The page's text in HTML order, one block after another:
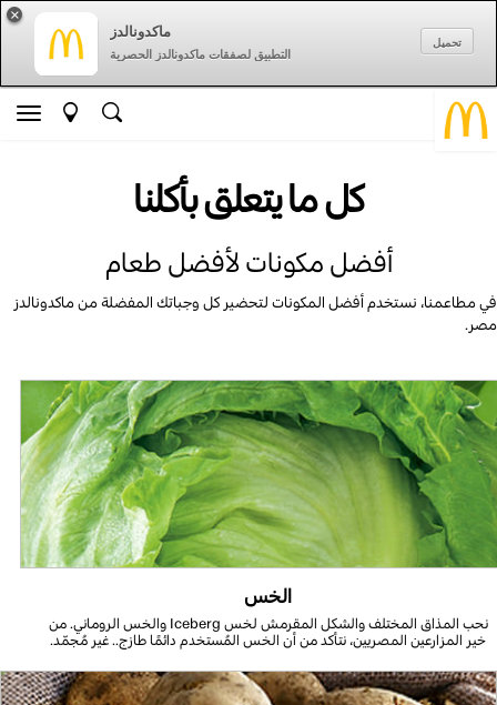
ماكدونالدز
التطبيق لصفقات ماكدونالدز الحصرية
تحميل
×
كل ما يتعلق بأكلنا
أفضل مكونات لأفضل طعام
في مطاعمنا، نستخدم أفضل المكونات لتحضير كل وجباتك المفضلة من ماكدونالدز
مصر.
الخس
نحب المذاق المختلف والشكل المقرمش لخس Iceberg والخس الروماني. من
خير المزارعين المصريين، نتأكد من أن الخس المُستخدم دائمًا طازج.. غير مُجمّد.